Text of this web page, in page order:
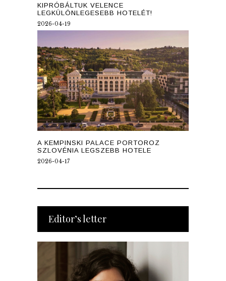
KIPRÓBÁLTUK VELENCE
LEGKÜLÖNLEGESEBB HOTELÉT!
2026-04-19
A KEMPINSKI PALACE PORTOROZ
SZLOVÉNIA LEGSZEBB HOTELE
2026-04-17
Editor’s letter